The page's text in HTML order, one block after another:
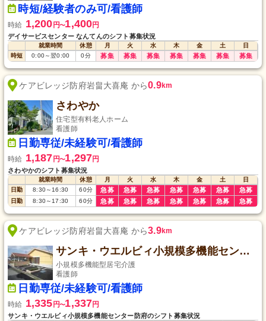
時短/経験者のみ可/看護師
時給 1,200 円〜1,400円
デイサービスセンター なんてんのシフト募集状況
就業時間 休憩 月 火 水 木 金 土
日
時短
0:00～翌0:00 0分 募集 募集 募集 募集 募集 募集 募集
ケアビレッジ防府岩畠大喜庵 から0.9km
さわやか
住宅型有料老人ホーム
看護師
日勤専従/未経験可/看護師
時給 1,187 円〜1,297円
さわやかのシフト募集状況
就業時間 休憩 月 火 水 木 金 土
日
日勤
8:30～16:30 60分 急募 急募 急募 急募 急募 急募 急募
日勤 8:30～17:30 60分 急募 急募 急募 急募 急募 急募 急募
ケアビレッジ防府岩畠大喜庵 から3.9km
サンキ・ウエルビィ小規模多機能センター防府
小規模多機能型居宅介護
看護師
日勤専従/未経験可/看護師
時給 1,335 円〜1,337円
サンキ・ウエルビィ小規模多機能センター防府のシフト募集状況